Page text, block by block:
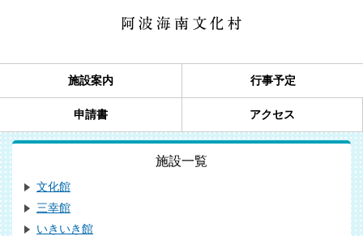
施設案内 行事予定
申請書 アクセス
施設一覧
文化館
三幸館
いきいき館